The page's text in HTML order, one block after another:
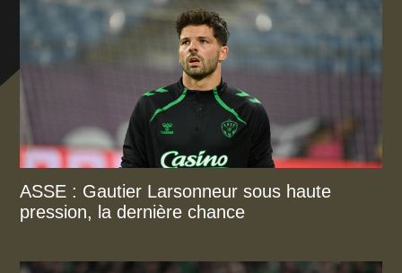
ASSE : Gautier Larsonneur sous haute
pression, la dernière chance